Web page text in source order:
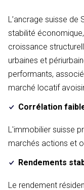
L’ancrage suisse de
stabilité
croissance
urbaines et
performants,
marché locatif
Corrélation
L'immobilier suisse
marchés actions et
Rendements
Le rendement